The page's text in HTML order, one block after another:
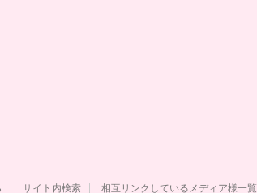
サイト内検索 相互リンクしているメディア様一覧